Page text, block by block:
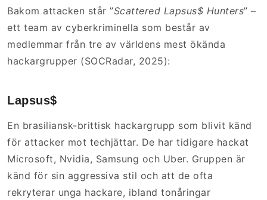
Bakom attacken står ”Scattered Lapsus$ Hunters” –
ett team av cyberkriminella som består av
medlemmar från tre av världens mest ökända
hackargrupper (SOCRadar, 2025):
Lapsus$
En brasiliansk-brittisk hackargrupp som blivit känd
för attacker mot techjättar. De har tidigare hackat
Microsoft, Nvidia, Samsung och Uber. Gruppen är
känd för sin aggressiva stil och att de ofta
rekryterar unga hackare, ibland tonåringar